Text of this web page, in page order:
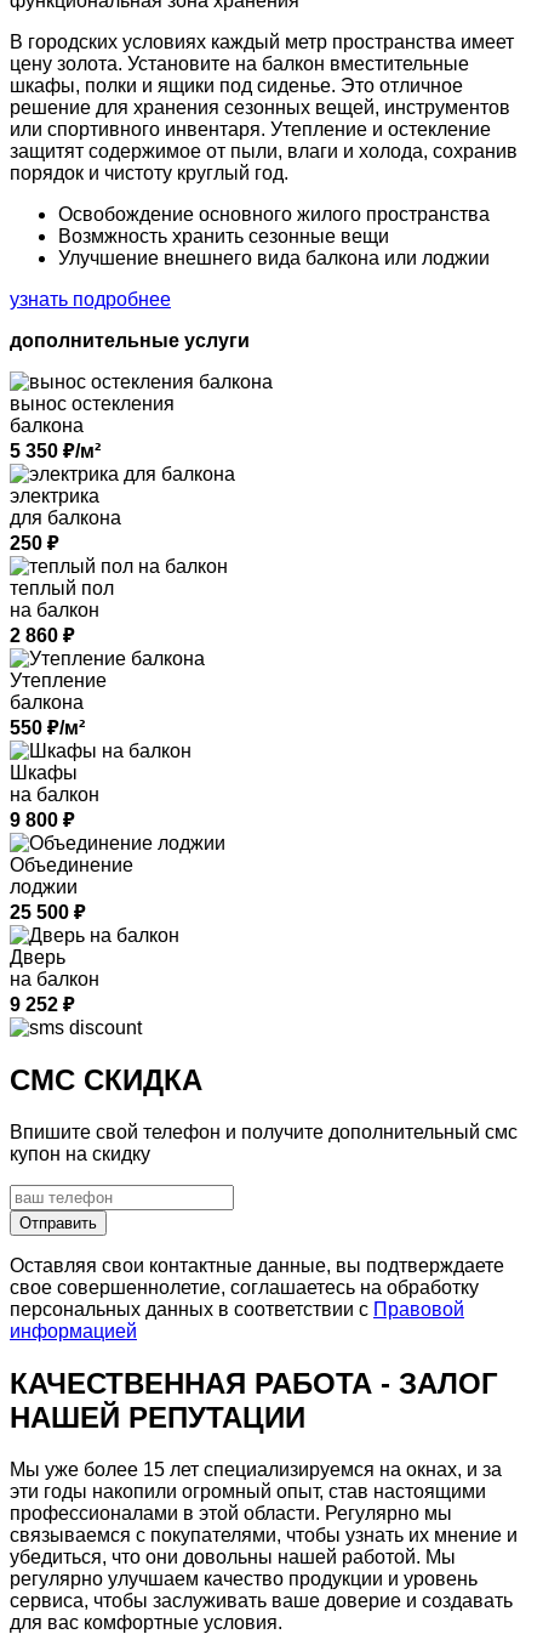
В городских условиях каждый метр пространства имеет
цену золота. Установите на балкон вместительные
шкафы, полки и ящики под сиденье. Это отличное
решение для хранения сезонных вещей, инструментов
или спортивного инвентаря. Утепление и остекление
защитят содержимое от пыли, влаги и холода, сохранив
порядок и чистоту круглый год.
Освобождение основного жилого пространства
Возмжность хранить сезонные вещи
Улучшение внешнего вида балкона или лоджии
узнать подробнее
дополнительные услуги
вынос остекления
балкона
5 350 ₽/м²
электрика
для балкона
250 ₽
теплый пол
на балкон
2 860 ₽
Утепление
балкона
550 ₽/м²
Шкафы
на балкон
9 800 ₽
Объединение
лоджии
25 500 ₽
Дверь
на балкон
9 252 ₽
СМС СКИДКА
Впишите свой телефон и получите дополнительный смс
купон на скидку
Отправить
Оставляя свои контактные данные, вы подтверждаете
свое совершеннолетие, соглашаетесь на обработку
персональных данных в соответствии с Правовой
информацией
КАЧЕСТВЕННАЯ РАБОТА - ЗАЛОГ
НАШЕЙ РЕПУТАЦИИ
Мы уже более 15 лет специализируемся на окнах, и за
эти годы накопили огромный опыт, став настоящими
профессионалами в этой области. Регулярно мы
связываемся с покупателями, чтобы узнать их мнение и
убедиться, что они довольны нашей работой. Мы
регулярно улучшаем качество продукции и уровень
сервиса, чтобы заслуживать ваше доверие и создавать
для вас комфортные условия.